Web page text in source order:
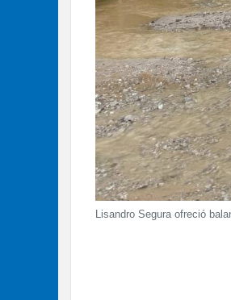
Lisandro Segura ofreció